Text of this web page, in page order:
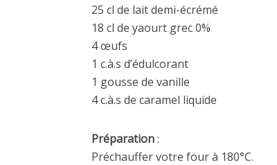
25 cl de lait demi-écrémé
18 cl de yaourt grec 0%
4 œufs
1 c.à.s d’édulcorant
1 gousse de vanille
4 c.à.s de caramel liquide
Préparation:
Préchauffer votre four à 180°C.